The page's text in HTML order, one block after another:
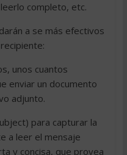
completo, etc.
a se más efectivos
unos cuantos
enviar un documento
adjunto.
para capturar la
a leer el mensaje
y concisa, que provea